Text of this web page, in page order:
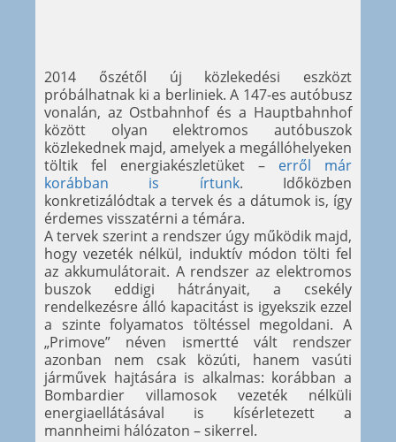
2014 őszétől új közlekedési eszközt
próbálhatnak ki a berliniek. A 147-es autóbusz
vonalán, az Ostbahnhof és a Hauptbahnhof
között olyan elektromos autóbuszok
közlekednek majd, amelyek a megállóhelyeken
töltik fel energiakészletüket – erről már
korábban is írtunk. Időközben
konkretizálódtak a tervek és a dátumok is, így
érdemes visszatérni a témára.
A tervek szerint a rendszer úgy működik majd,
hogy vezeték nélkül, induktív módon tölti fel
az akkumulátorait. A rendszer az elektromos
buszok eddigi hátrányait, a csekély
rendelkezésre álló kapacitást is igyekszik ezzel
a szinte folyamatos töltéssel megoldani. A
„Primove” néven ismertté vált rendszer
azonban nem csak közúti, hanem vasúti
járművek hajtására is alkalmas: korábban a
Bombardier villamosok vezeték nélküli
energiaellátásával is kísérletezett a
mannheimi hálózaton – sikerrel.